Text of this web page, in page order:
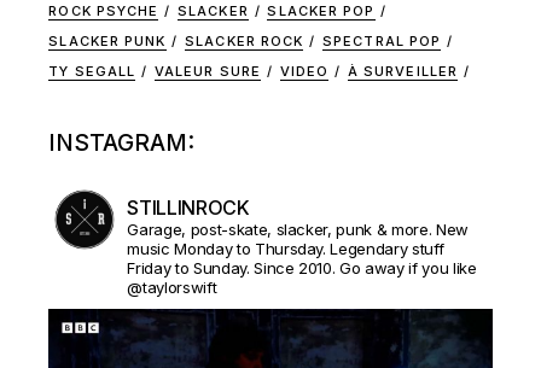
ROCK PSYCHE
SLACKER
SLACKER POP
SLACKER PUNK
SLACKER ROCK
SPECTRAL POP
TY SEGALL
VALEUR SURE VIDEO À SURVEILLER
INSTAGRAM:
STILLINROCK
Garage, post-skate, slacker, punk & more. New
music Monday to Thursday. Legendary stuff
Friday to Sunday. Since 2010. Go away if you like
@taylorswift